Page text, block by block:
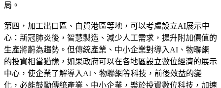
局。
第四，加工出口區、自貿港區等地，可以考慮設立AI展示中
心：新冠肺炎後，智慧製造、減少人工需求，提升附加價值的
生產將蔚為趨勢。但傳統產業、中小企業對導入AI、物聯網
的投資相當猶豫，如果政府可以在各地區設立數位經濟的展示
中心，使企業了解導入AI、物聯網等科技，前後效益的變
化，必能鼓勵傳統產業、中小企業，樂於投資數位科技，加速